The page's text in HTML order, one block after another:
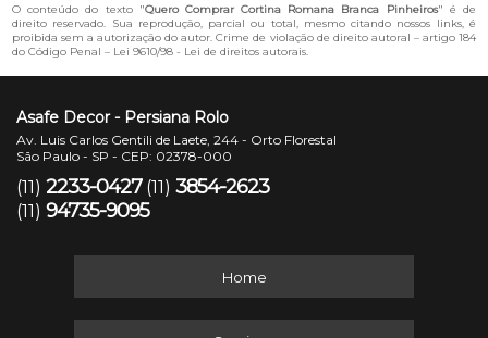
O conteúdo do texto "Quero Comprar Cortina Romana Branca Pinheiros" é de
direito reservado. Sua reprodução, parcial ou total, mesmo citando nossos links, é
proibida sem a autorização do autor. Crime de violação de direito autoral – artigo 184
do Código Penal – Lei 9610/98 - Lei de direitos autorais.
Asafe Decor - Persiana Rolo
Av. Luis Carlos Gentili de Laete, 244 - Orto Florestal
São Paulo - SP - CEP: 02378-000
(11) 2233-0427 (11) 3854-2623
(11) 94735-9095
Home